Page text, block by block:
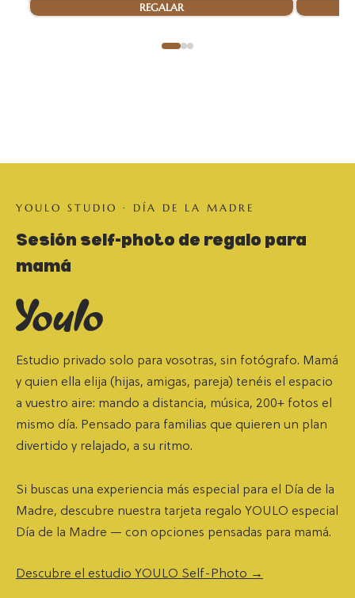
REGALAR
YOULO STUDIO · DÍA DE LA MADRE
Sesión self-photo de regalo para
mamá
Estudio privado solo para vosotras, sin fotógrafo. Mamá
y quien ella elija (hijas, amigas, pareja) tenéis el espacio
a vuestro aire: mando a distancia, música, 200+ fotos el
mismo día. Pensado para familias que quieren un plan
divertido y relajado, a su ritmo.
Si buscas una experiencia más especial para el Día de la
Madre, descubre nuestra tarjeta regalo YOULO especial
Día de la Madre — con opciones pensadas para mamá.
Descubre el estudio YOULO Self-Photo →